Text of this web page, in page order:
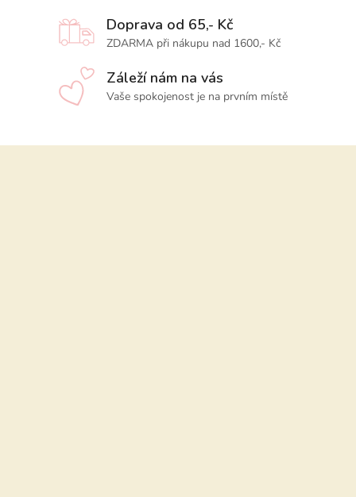
Doprava od 65,- Kč
ZDARMA při nákupu nad 1600,- Kč
Záleží nám na vás
Vaše spokojenost je na prvním místě